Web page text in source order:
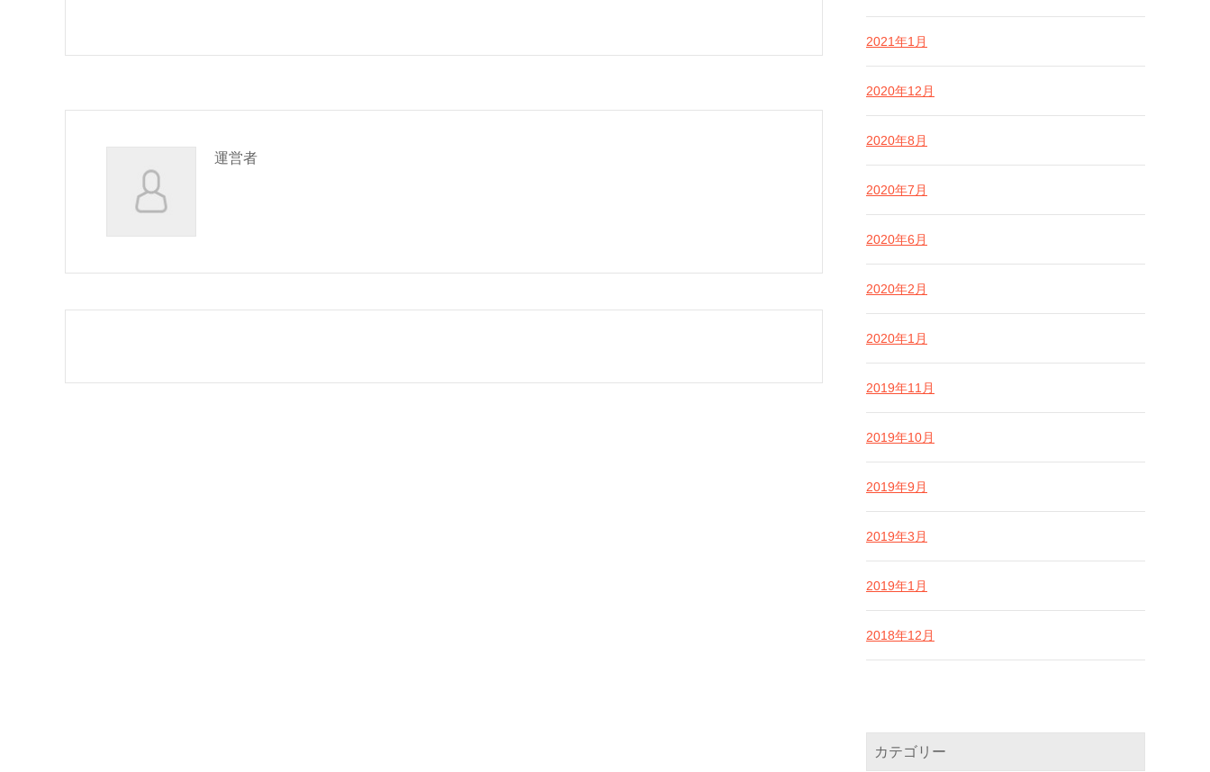
運営者
2021年1月
2020年12月
2020年8月
2020年7月
2020年6月
2020年2月
2020年1月
2019年11月
2019年10月
2019年9月
2019年3月
2019年1月
2018年12月
カテゴリー